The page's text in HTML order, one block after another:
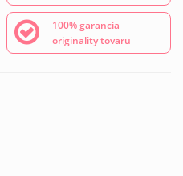
100% garancia
originality tovaru